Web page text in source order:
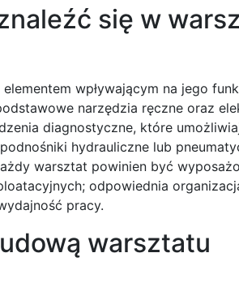
się w
wpływającym na jego
narzędzia ręczne oraz
diagnostyczne, które
hydrauliczne lub
warsztat powinien być
odpowiednia
pracy.
warsztatu